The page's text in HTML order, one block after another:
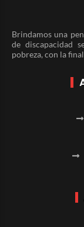
Brindamos una
de discapacidad
pobreza, con la